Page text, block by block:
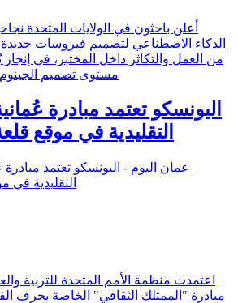
أعلن باحثون في الولايات المتحدة
الذكاء الاصطناعي لتصميم فيروسات
من العمل والتكاثر داخل المختبر، في
مستوى تصميم
اليونسكو تعتمد مبادرة
التقليدية في موقع
اعتمدت منظمة الأمم المتحدة للتربية
مبادرة "الممتلك الثقافي" الخاصة بحرف